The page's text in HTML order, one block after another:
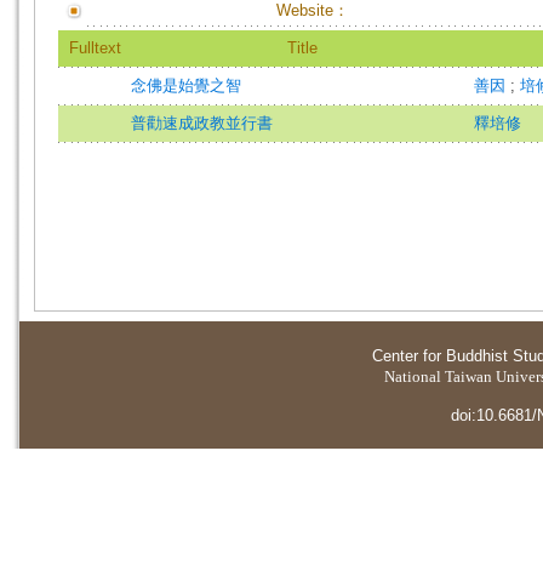
Website：
Fulltext Title
念佛是始覺之智 善因 ; 培
普勸速成政教並行書 釋培修
Center for Buddhist
National Taiwan
doi:10.6681/